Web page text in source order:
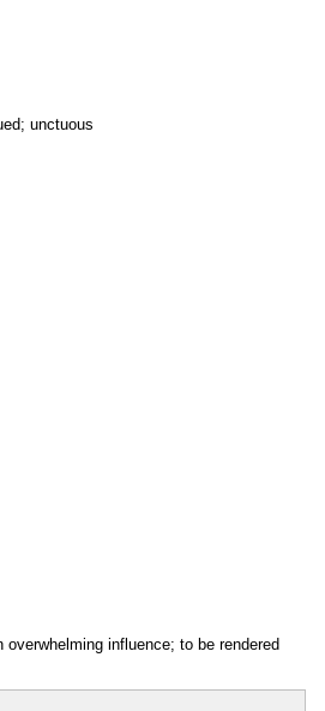
unctuous
influence; to be rendered